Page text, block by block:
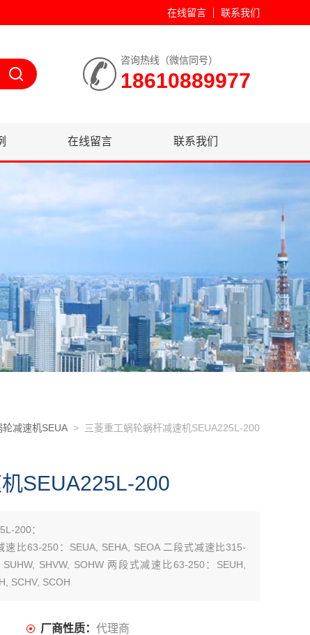
在线留言 联系我们
咨询热线（微信同号）
18610889977
在线留言 联系我们
减速机SEUA > 三菱重工蜗轮蜗杆减速机SEUA225L-200
SEUA225L-200
200：
比63-250：SEUA, SEHA, SEOA 二段式减速比315-
SHVW, SOHW 两段式减速比63-250：SEUH,
SCHV, SCOH
厂商性质： 代理商